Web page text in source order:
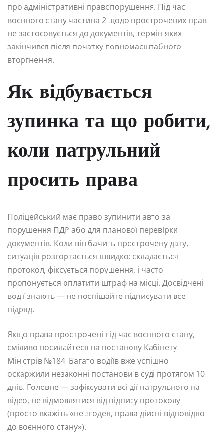
про адміністративні правопорушення. Під час
воєнного стану частина 2 щодо прострочених прав
не застосовується до документів, термін яких
закінчився після початку повномасштабного
вторгнення.
Як відбувається
зупинка та що робити,
коли патрульний
просить права
Поліцейський має право зупинити авто за
порушення ПДР або для планової перевірки
документів. Коли він бачить прострочену дату,
ситуація розгортається швидко: складається
протокол, фіксується порушення, і часто
пропонується оплатити штраф на місці. Досвідчені
водії знають — не поспішайте підписувати все
підряд.
Якщо права прострочені під час воєнного стану,
сміливо посилайтеся на постанову Кабінету
Міністрів №184. Багато водіїв вже успішно
оскаржили незаконні постанови в суді протягом 10
днів. Головне — зафіксувати всі дії патрульного на
відео, не відмовлятися від підпису протоколу
(просто вкажіть «не згоден, права дійсні відповідно
до воєнного стану»).